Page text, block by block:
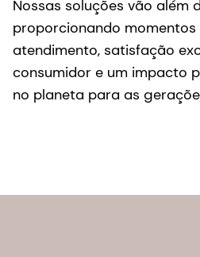
Nossas soluções vão além
proporcionando momentos
atendimento, satisfação
consumidor e um impacto
no planeta para as